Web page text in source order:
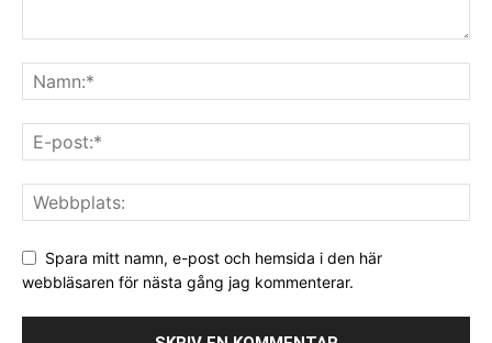
Spara mitt namn, e-post och hemsida i den här
webbläsaren för nästa gång jag kommenterar.